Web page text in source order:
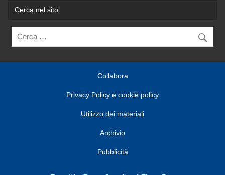
Cerca nel sito
Collabora
Privacy Policy e cookie policy
Utilizzo dei materiali
Archivio
Pubblicità